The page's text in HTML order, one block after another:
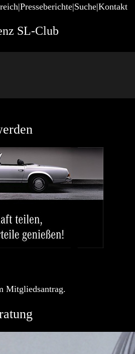
Presseberichte Suche Kontakt
SL-Club
Mitgliedsantrag.